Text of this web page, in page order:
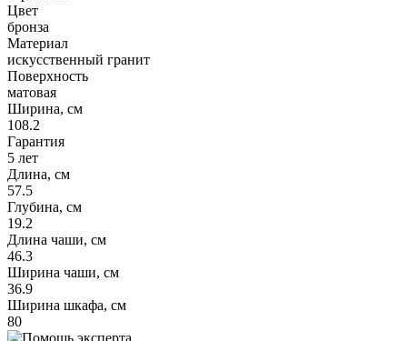
Цвет
бронза
Материал
искусственный гранит
Поверхность
матовая
Ширина, см
108.2
Гарантия
5 лет
Длина, см
57.5
Глубина, см
19.2
Длина чаши, см
46.3
Ширина чаши, см
36.9
Ширина шкафа, см
80